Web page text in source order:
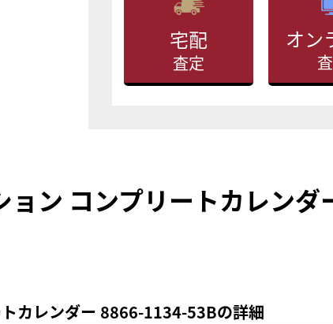
宅配
査定
オン
ン コンプリートカレン
カレンダー 8866-1134-53Bの詳細